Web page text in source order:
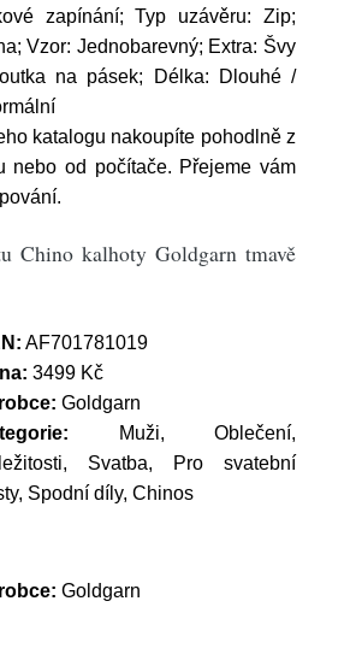
zapínání; Typ uzávěru: Zip;
Vzor: Jednobarevný; Extra: Švy
na pásek; Délka: Dlouhé /
katalogu nakoupíte pohodlně z
nebo od počítače. Přejeme vám
Chino kalhoty Goldgarn tmavě
AF701781019
3499 Kč
Goldgarn
Muži, Oblečení,
Svatba, Pro svatební
Spodní díly, Chinos
Goldgarn